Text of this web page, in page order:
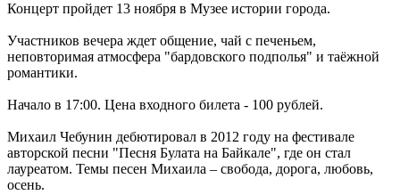
Концерт пройдет 13 ноября в Музее истории города.
Участников вечера ждет общение, чай с печеньем,
неповторимая атмосфера "бардовского подполья" и таёжной
романтики.
Начало в 17:00. Цена входного билета - 100 рублей.
Михаил Чебунин дебютировал в 2012 году на фестивале
авторской песни "Песня Булата на Байкале", где он стал
лауреатом. Темы песен Михаила – свобода, дорога, любовь,
осень.